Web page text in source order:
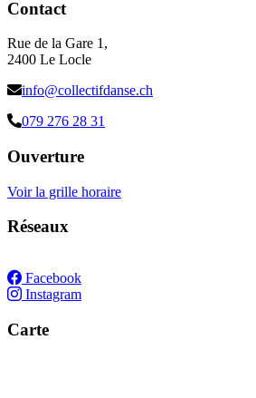
Contact
Rue de la Gare 1,
2400 Le Locle
info@collectifdanse.ch
079 276 28 31
Ouverture
Voir la grille horaire
Réseaux
Facebook
Instagram
Carte